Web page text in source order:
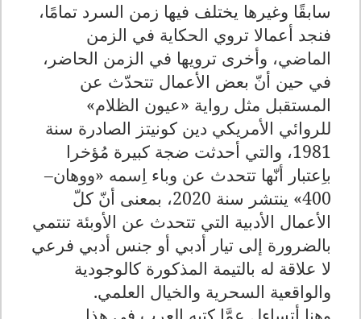
سابقًا وغيرها يختلف فيها زمن السرد تمامًا،
فنجد أعمالا تروي الحكاية في الزمن
الماضي، وأخرى ترويها في الزمن الحاضر،
في حين أنّ بعض الأعمال تتحدّث عن
المستقبل مثل رواية «عيون الظلام»
للروائي الأمريكي دين كونيتز الصادرة سنة
1981، والتي أحدثت ضجة كبيرة مُؤخرا
باِعتبار أنّها تتحدث عن وباء اِسمه «ووهان–
400» ينتشر سنة 2020، بمعنى أنّ كلّ
الأعمال الأدبية التي تتحدث عن الأوبئة تنتمي
بالضرورة إلى تيار أدبي أو جنس أدبي فرعي
لا علاقة له بالتيمة المذكورة كالوجودية
والواقعية السحرية والخيال العلمي.